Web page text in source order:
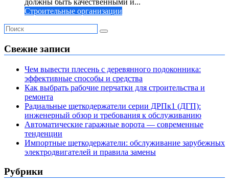
должны быть качественными и...
Строительные организации
Свежие записи
Чем вывести плесень с деревянного подоконника:
эффективные способы и средства
Как выбрать рабочие перчатки для строительства и
ремонта
Радиальные щеткодержатели серии ДРПк1 (ДГП):
инженерный обзор и требования к обслуживанию
Автоматические гаражные ворота — современные
тенденции
Импортные щеткодержатели: обслуживание зарубежных
электродвигателей и правила замены
Рубрики